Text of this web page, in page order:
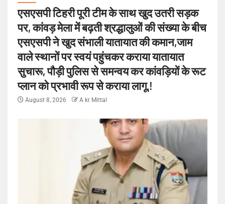
एसएसपी टिहरी पूरी टीम के साथ खुद उतरी सड़क
पर, कांवड़ मेला में बढ़ती श्रद्धालुओं की संख्या के बीच
एसएसपी ने खुद संभाली यातायात की कमान,जाम
वाले स्थानों पर स्वयं पहुंचकर कराया यातायात
सुचारू, पौड़ी पुलिस से समन्वय कर कांवड़ियों के रूट
प्लान को प्रभावी रूप से कराया लागू.!
August 8, 2026 A kr Mittal